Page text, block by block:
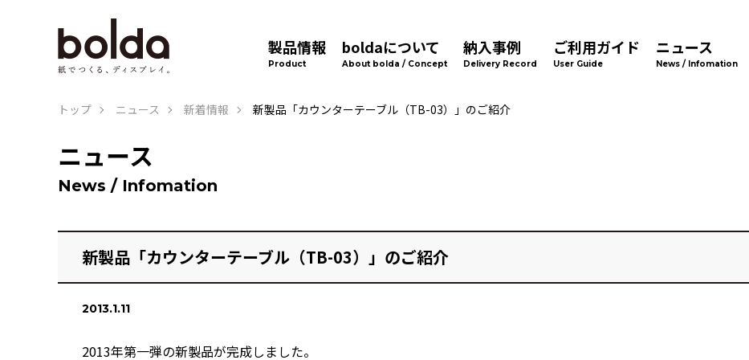
製品情報
Product
boldaについて
About bolda / Concept
納入事例
Delivery Record
ご利用ガイド
User Guide
ニュース
News / Infomation
トップ ニュース 新着情報 新製品「カウンターテーブル（TB-03）」のご紹介
ニュース
News / Infomation
新製品「カウンターテーブル（TB-03）」のご紹介
2013.1.11
2013年第一弾の新製品が完成しました。